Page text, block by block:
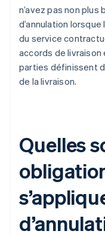
n’avez pas non plus
d’annulation
du service
accords de livraison
parties définissent
de la livraison.
Quelles